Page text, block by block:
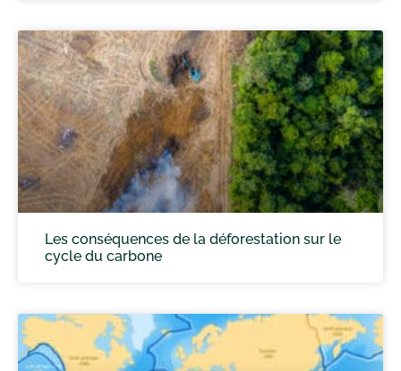
Les conséquences de la déforestation sur le
cycle du carbone